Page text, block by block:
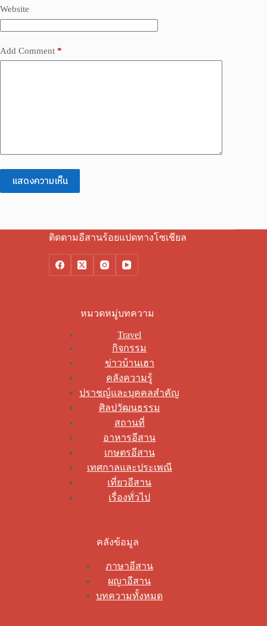
Website
Add Comment *
แสดงความเห็น
ติดตามอีสานร้อยแปดทางโซเชียล
หมวดหมู่บทความ
Travel
กิจกรรม
ข่าวบ้านเฮา
คลังความรู้
ปราชญ์และบุคคลสำคัญ
ศิลปวัฒนธรรม
สถานที่
อาหารอีสาน
เกษตรอีสาน
เทศกาลและประเพณี
เที่ยวอีสาน
เรื่องทั่วไป
คลังข้อมูล
ภาษาอีสาน
ผญาอีสาน
บทความทั้งหมด